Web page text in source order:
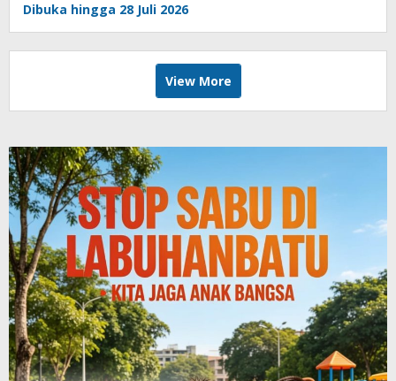
Dibuka hingga 28 Juli 2026
View More